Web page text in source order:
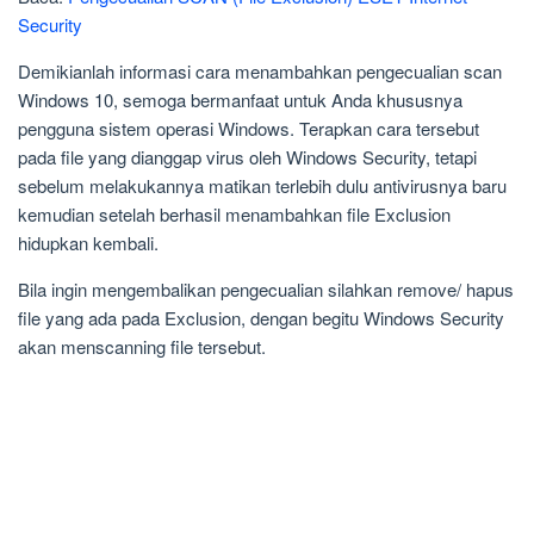
Security
Demikianlah informasi cara menambahkan pengecualian scan
Windows 10, semoga bermanfaat untuk Anda khususnya
pengguna sistem operasi Windows. Terapkan cara tersebut
pada file yang dianggap virus oleh Windows Security, tetapi
sebelum melakukannya matikan terlebih dulu antivirusnya baru
kemudian setelah berhasil menambahkan file Exclusion
hidupkan kembali.
Bila ingin mengembalikan pengecualian silahkan remove/ hapus
file yang ada pada Exclusion, dengan begitu Windows Security
akan menscanning file tersebut.